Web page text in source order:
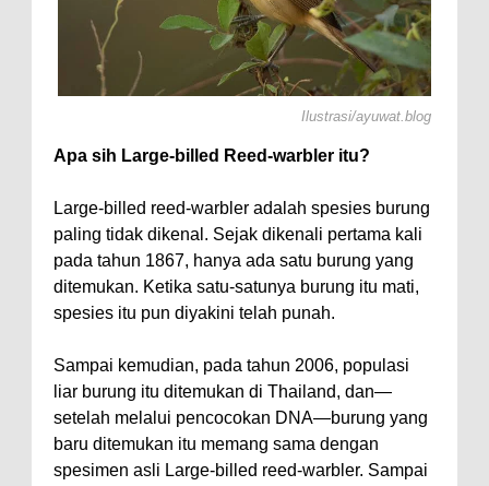
Ilustrasi/ayuwat.blog
Apa sih Large-billed Reed-warbler itu?
Large-billed reed-warbler adalah spesies burung
paling tidak dikenal. Sejak dikenali pertama kali
pada tahun 1867, hanya ada satu burung yang
ditemukan. Ketika satu-satunya burung itu mati,
spesies itu pun diyakini telah punah.
Sampai kemudian, pada tahun 2006, populasi
liar burung itu ditemukan di Thailand, dan—
setelah melalui pencocokan DNA—burung yang
baru ditemukan itu memang sama dengan
spesimen asli Large-billed reed-warbler. Sampai